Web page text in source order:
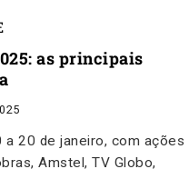
as principais
20 de janeiro, com ações
Amstel, TV Globo,